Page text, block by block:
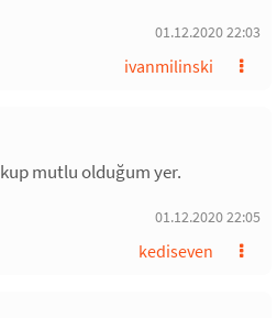
01.12.2020 22:03
ivanmilinski
mutlu olduğum yer.
01.12.2020 22:05
kediseven